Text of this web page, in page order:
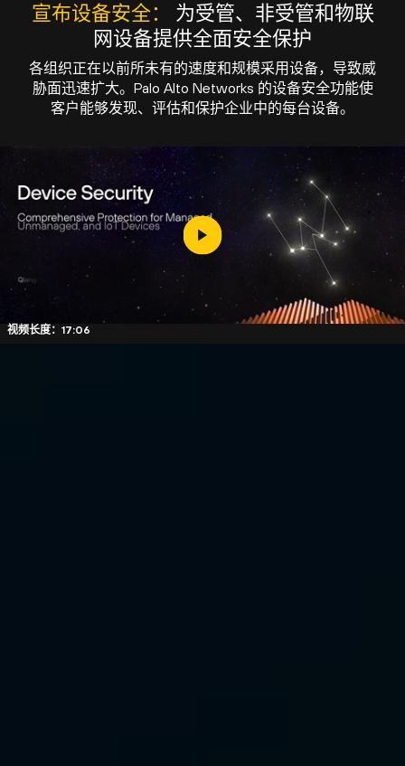
宣布设备安全：
为受管、非受管和物联
网设备提供全面安全保护
各组织正在以前所未有的速度和规模采用设备，导致威
胁面迅速扩大。Palo Alto Networks 的设备安全功能使
客户能够发现、评估和保护企业中的每台设备。
视频长度：17:06